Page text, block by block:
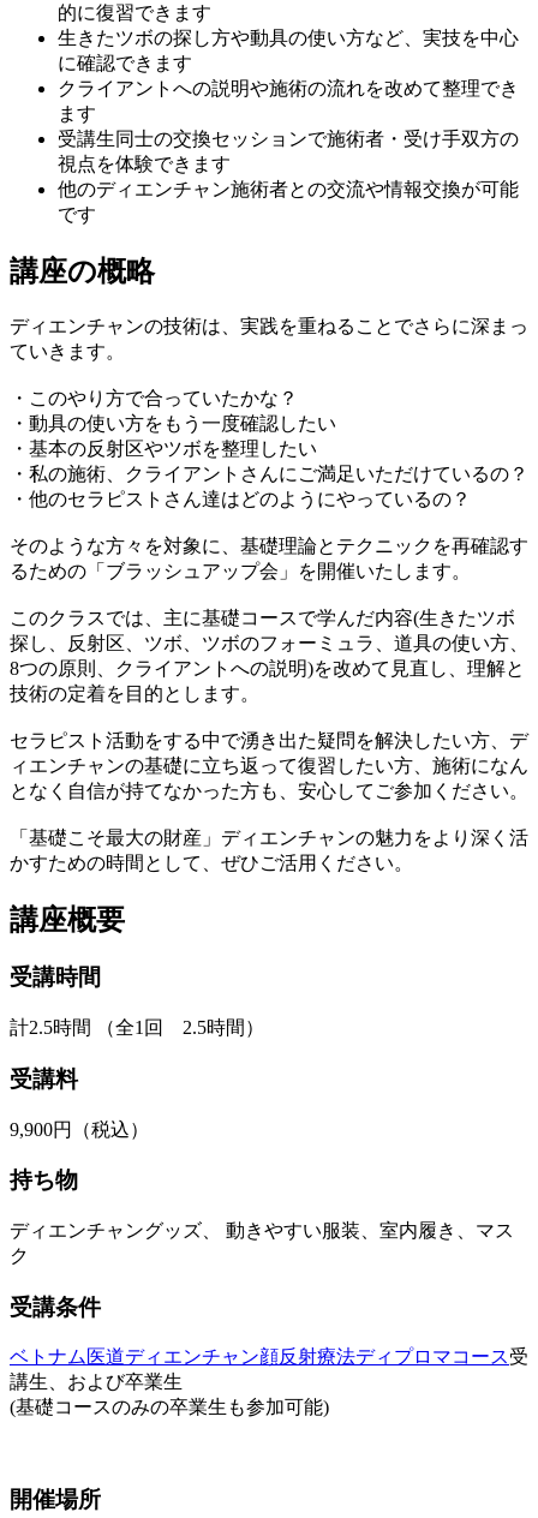
的に復習できます
生きたツボの探し方や動具の使い方など、実技を中心
に確認できます
クライアントへの説明や施術の流れを改めて整理でき
ます
受講生同士の交換セッションで施術者・受け手双方の
視点を体験できます
他のディエンチャン施術者との交流や情報交換が可能
です
講座の概略
ディエンチャンの技術は、実践を重ねることでさらに深まっ
ていきます。
・このやり方で合っていたかな？
・動具の使い方をもう一度確認したい
・基本の反射区やツボを整理したい
・私の施術、クライアントさんにご満足いただけているの？
・他のセラピストさん達はどのようにやっているの？
そのような方々を対象に、基礎理論とテクニックを再確認す
るための「ブラッシュアップ会」を開催いたします。
このクラスでは、主に基礎コースで学んだ内容(生きたツボ
探し、反射区、ツボ、ツボのフォーミュラ、道具の使い方、
8つの原則、クライアントへの説明)を改めて見直し、理解と
技術の定着を目的とします。
セラピスト活動をする中で湧き出た疑問を解決したい方、デ
ィエンチャンの基礎に立ち返って復習したい方、施術になん
となく自信が持てなかった方も、安心してご参加ください。
「基礎こそ最大の財産」ディエンチャンの魅力をより深く活
かすための時間として、ぜひご活用ください。
講座概要
受講時間
計2.5時間 （全1回 2.5時間）
受講料
9,900円（税込）
持ち物
ディエンチャングッズ、 動きやすい服装、室内履き、マス
ク
受講条件
ベトナム医道ディエンチャン顔反射療法ディプロマコース受
講生、および卒業生
(基礎コースのみの卒業生も参加可能)
開催場所